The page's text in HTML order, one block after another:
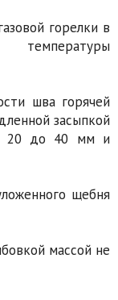
горелки в
шва горячей
засыпкой
20 до 40 мм и
щебня
массой не